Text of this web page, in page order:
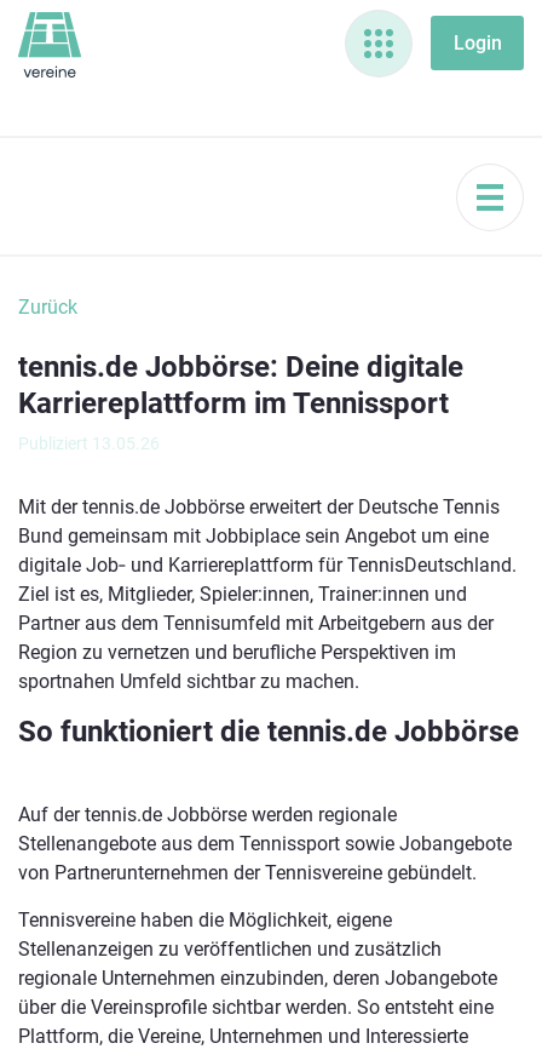
Zurück
tennis.de Jobbörse: Deine digitale
Karriereplattform im Tennissport
Publiziert 13.05.26
Mit der tennis.de Jobbörse erweitert der Deutsche Tennis
Bund gemeinsam mit Jobbiplace sein Angebot um eine
digitale Job‑ und Karriereplattform für TennisDeutschland.
Ziel ist es, Mitglieder, Spieler:innen, Trainer:innen und
Partner aus dem Tennisumfeld mit Arbeitgebern aus der
Region zu vernetzen und berufliche Perspektiven im
sportnahen Umfeld sichtbar zu machen.
So funktioniert die tennis.de Jobbörse
Auf der tennis.de Jobbörse werden regionale
Stellenangebote aus dem Tennissport sowie Jobangebote
von Partnerunternehmen der Tennisvereine gebündelt.
Tennisvereine haben die Möglichkeit, eigene
Stellenanzeigen zu veröffentlichen und zusätzlich
regionale Unternehmen einzubinden, deren Jobangebote
über die Vereinsprofile sichtbar werden. So entsteht eine
Plattform, die Vereine, Unternehmen und Interessierte